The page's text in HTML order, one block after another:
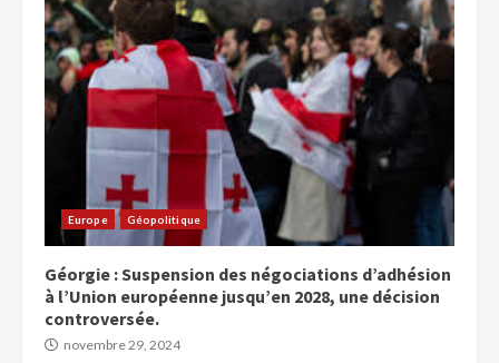
Europe Géopolitique
Géorgie : Suspension des négociations d’adhésion
à l’Union européenne jusqu’en 2028, une décision
controversée.
novembre 29, 2024